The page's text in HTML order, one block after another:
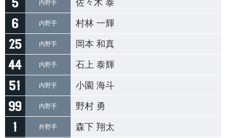
内野手 佐々木 泰
内野手 村林 一輝
内野手 岡本 和真
内野手 石上 泰輝
内野手 小園 海斗
内野手 野村 勇
外野手 森下 翔太